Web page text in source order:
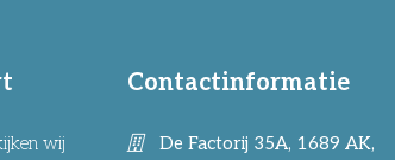
wij
Contactinformatie
De Factorij 35A, 1689 AK,